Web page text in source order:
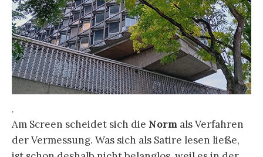
.
Am Screen scheidet sich die Norm als Verfahren
der Vermessung. Was sich als Satire lesen ließe,